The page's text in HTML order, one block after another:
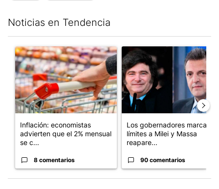
Noticias en Tendencia
Un artículo de tendencia con el título "Inflación: economistas
Inflación: economistas
advierten que el 2% mensual
se c...
8 comentarios
Un artículo de tendencia
Los gobernadores marcan
límites a Milei y Massa
reapare...
90 comentarios